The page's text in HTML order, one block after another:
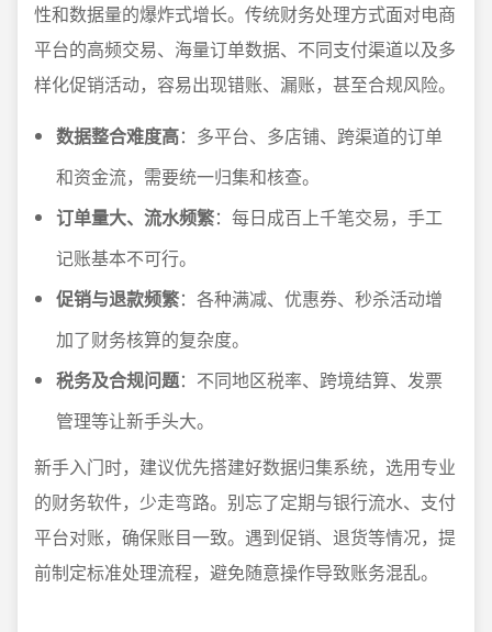
性和数据量的爆炸式增长。传统财务处理方式面对电商
平台的高频交易、海量订单数据、不同支付渠道以及多
样化促销活动，容易出现错账、漏账，甚至合规风险。
数据整合难度高：多平台、多店铺、跨渠道的订单
和资金流，需要统一归集和核查。
订单量大、流水频繁：每日成百上千笔交易，手工
记账基本不可行。
促销与退款频繁：各种满减、优惠券、秒杀活动增
加了财务核算的复杂度。
税务及合规问题：不同地区税率、跨境结算、发票
管理等让新手头大。
新手入门时，建议优先搭建好数据归集系统，选用专业
的财务软件，少走弯路。别忘了定期与银行流水、支付
平台对账，确保账目一致。遇到促销、退货等情况，提
前制定标准处理流程，避免随意操作导致账务混乱。